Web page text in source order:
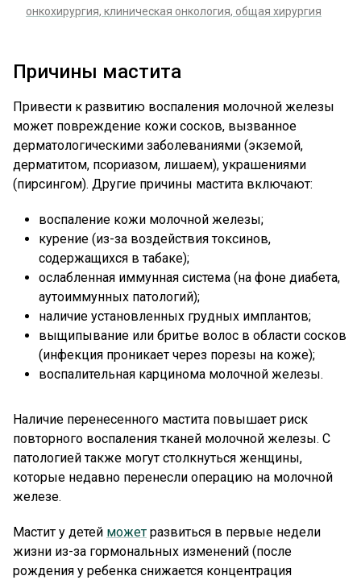
онкохирургия, клиническая онкология, общая хирургия
Причины мастита
Привести к развитию воспаления молочной железы
может повреждение кожи сосков, вызванное
дерматологическими заболеваниями (экземой,
дерматитом, псориазом, лишаем), украшениями
(пирсингом). Другие причины мастита включают:
воспаление кожи молочной железы;
курение (из-за воздействия токсинов,
содержащихся в табаке);
ослабленная иммунная система (на фоне диабета,
аутоиммунных патологий);
наличие установленных грудных имплантов;
выщипывание или бритье волос в области сосков
(инфекция проникает через порезы на коже);
воспалительная карцинома молочной железы.
Наличие перенесенного мастита повышает риск
повторного воспаления тканей молочной железы. С
патологией также могут столкнуться женщины,
которые недавно перенесли операцию на молочной
железе.
Мастит у детей может развиться в первые недели
жизни из-за гормональных изменений (после
рождения у ребенка снижается концентрация